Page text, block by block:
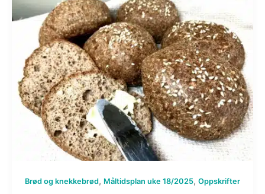
Brød og knekkebrød, Måltidsplan uke 18/2025, Oppskrifter